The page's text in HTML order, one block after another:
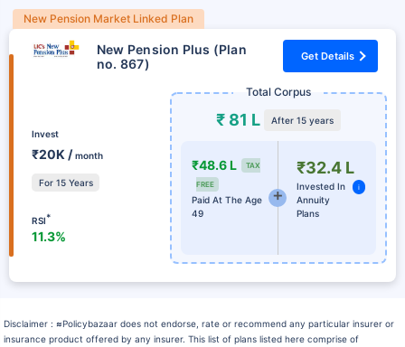
New Pension Market Linked Plan
New Pension Plus (Plan
no. 867)
Get Details
Invest
₹20K /month
For 15 Years
RSI*
11.3%
Total Corpus
₹ 81 L After 15 years
₹48.6 L TAX
FREE
Paid At The Age
49
₹32.4 L
Invested In
Annuity
Plans
i
Disclaimer :≈Policybazaar does not endorse, rate or recommend any particular insurer or
insurance product offered by any insurer. This list of plans listed here comprise of